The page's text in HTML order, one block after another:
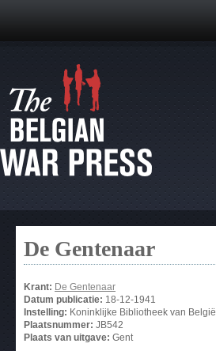
De Gentenaar
Krant: De Gentenaar
Datum publicatie: 18-12-1941
Instelling: Koninklijke Bibliotheek van België
Plaatsnummer: JB542
Plaats van uitgave: Gent